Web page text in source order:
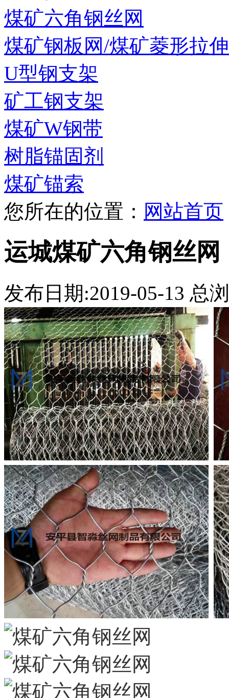
煤矿六角钢丝网
煤矿钢板网/煤矿菱形拉
U型钢支架
矿工钢支架
煤矿W钢带
树脂锚固剂
煤矿锚索
您所在的位置： 网站首页
运城煤矿六角钢丝网
发布日期:2019-05-13 总